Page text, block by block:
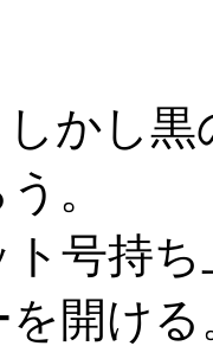
かし
。
号持
開ける